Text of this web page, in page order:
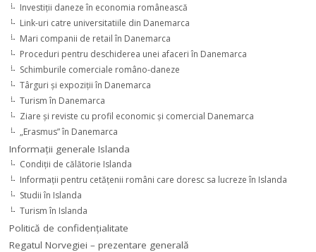
Investiţii daneze în economia românească
Link-uri catre universitatiile din Danemarca
Mari companii de retail în Danemarca
Proceduri pentru deschiderea unei afaceri în Danemarca
Schimburile comerciale româno-daneze
Târguri şi expoziţii în Danemarca
Turism în Danemarca
Ziare şi reviste cu profil economic şi comercial Danemarca
„Erasmus” în Danemarca
Informaţii generale Islanda
Condiţii de călătorie Islanda
Informaţii pentru cetăţenii români care doresc sa lucreze în Islanda
Studii în Islanda
Turism în Islanda
Politică de confidențialitate
Regatul Norvegiei – prezentare generală